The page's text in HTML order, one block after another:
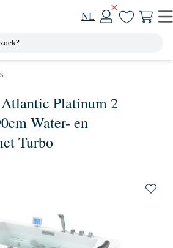
NL
Platinum 2
Water- en
Turbo